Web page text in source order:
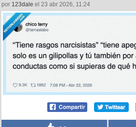
por 123dale el 23 abr 2026, 11:24